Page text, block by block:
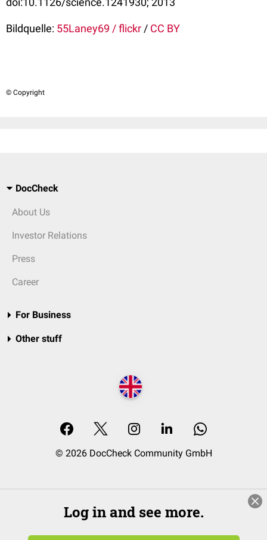
Bildquelle: 55Laney69 / flickr / CC BY
© Copyright
DocCheck
About Us
Investor Relations
Press
Career
For Business
Other stuff
© 2026 DocCheck Community GmbH
Log in and see more.